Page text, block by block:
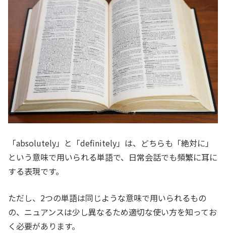
「absolutely」と「definitely」は、どちらも「絶対に」
という意味で用いられる単語で、日常会話でも頻繁に耳に
する表現です。
ただし、2つの単語は同じような意味で用いられるもの
の、ニュアンスは少し異なるため適切な使い方を知ってお
く必要があります。